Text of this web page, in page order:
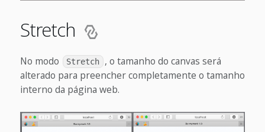
Stretch
No modo Stretch
, o tamanho do canvas será
alterado para preencher completamente o tamanho
interno da página web.